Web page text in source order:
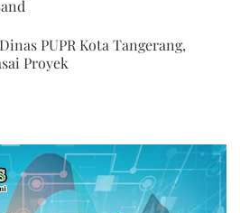
PUPR Kota Tangerang,
Proyek